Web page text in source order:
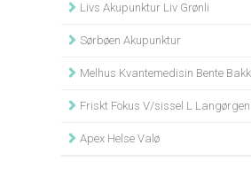
Livs Akupunktur Liv Grønli
Sørbøen Akupunktur
Melhus Kvantemedisin Bente Bakk
Friskt Fokus V/sissel L Langørgen
Apex Helse Valø